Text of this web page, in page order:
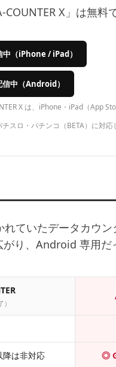
COUNTER X」は無料
（iPhone / iPad）
中（Android）
X は、iPhone・iPad（App
スロ・パチンコ（BETA）に対応
れていたデータカウ
り、Android 専用だ
）
は非対応 ◎